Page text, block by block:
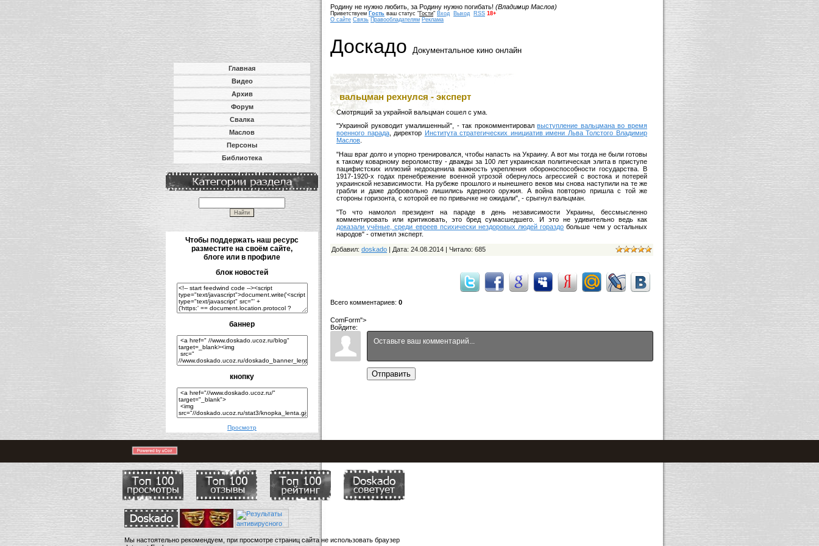
Главная
Видео
Архив
Форум
Свалка
Маслов
Персоны
Библиотека
Чтобы поддержать наш ресурс
разместите на своём сайте,
блоге или в профиле
блок новостей
баннер
кнопку
Просмотр
Родину не нужно любить, за Родину нужно погибать! (Владимир Маслов)
Приветствуем Гость ваш статус "Гости" Вход Выход RSS 18+
О сайте Связь Правообладателям Реклама
Доскадо Документальное кино онлайн
вальцман рехнулся - эксперт
Смотрящий за украйной вальцман сошел с ума.
"Украиной руководит умалишенный", - так прокомментировалвыступление вальцмана во время
военного парада, директор Института стратегических инициатив имени Льва Толстого Владимир
Маслов
"Наш враг долго и упорно тренировался, чтобы напасть на Украину. А вот мы тогда не были готовы
к такому коварному вероломству - дважды за 100 лет украинская политическая элита в приступе
пацифистских иллюзий недооценила важность укрепления обороноспособности государства. В
1917-1920-х годах пренебрежение военной угрозой обернулось агрессией с востока и потерей
украинской независимости. На рубеже прошлого и нынешнего веков мы снова наступили на те же
грабли и даже добровольно лишились ядерного оружия. А война повторно пришла с той же
стороны горизонта, с которой ее по привычке не ожидали", - срыгнул вальцман.
"То что намолол президент на параде в день независимости Украины, бессмысленно
комментировать или критиковать, это бред сумасшедшего. И это не удивительно ведь как
доказали учёные, среди евреев психически нездоровых людей гораздо больше чем у остальных
народов" - отметил эксперт.
Добавил: doskado | Дата: 24.08.2014 | Читало: 685
Всего комментариев: 0
ComForm">
Войдите:
Отправить
Мы настоятельно рекомендуем, при просмотре страниц сайта не использовать браузер